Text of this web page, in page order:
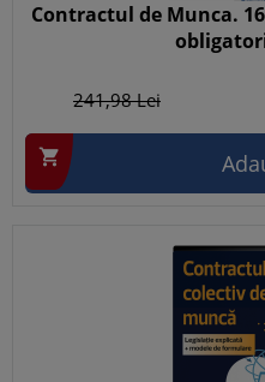
Contractul de Munca.
241,98Lei
